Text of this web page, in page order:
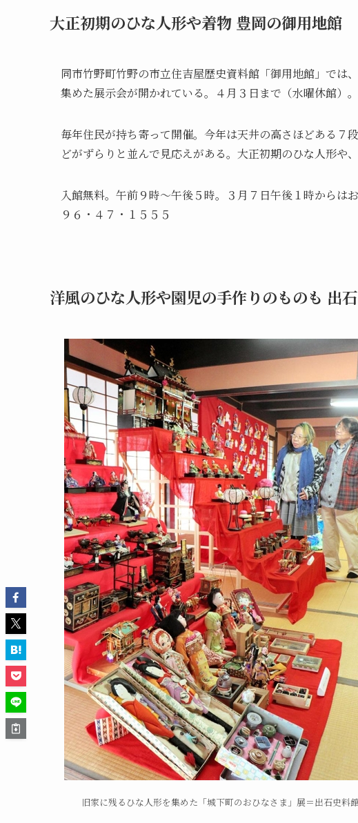
大正初期のひな人形や着物 豊岡の御用地館
同市竹野町竹野の市立住吉屋歴史資料館「御用地館」では
集めた展示会が開かれている。４月３日まで（水曜休館）。
毎年住民が持ち寄って開催。今年は天井の高さほどある７
どがずらりと並んで見応えがある。大正初期のひな人形や
入館無料。午前９時～午後５時。３月７日午後１時からは
９６・４７・１５５５
洋風のひな人形や園児の手作りのものも 出
旧家に残るひな人形を集めた「城下町のおひなさま」展＝出石史料